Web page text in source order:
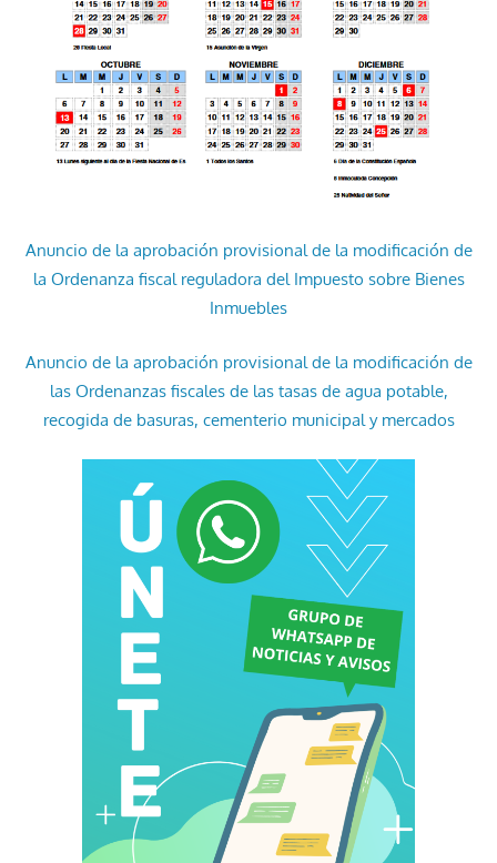
Anuncio de la aprobación provisional de la modificación de
la Ordenanza fiscal reguladora del Impuesto sobre Bienes
Inmuebles
Anuncio de la aprobación provisional de la modificación de
las Ordenanzas fiscales de las tasas de agua potable,
recogida de basuras, cementerio municipal y mercados